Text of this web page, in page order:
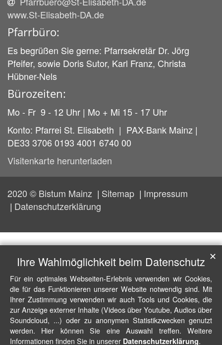
www.St-Elisabeth-DA.de
Pfarrbüro:
Es begrüßen Sie gerne: Pfarrsekretär Dr. Jörg
Pfeifer, sowie Doris Sutor, Karl Franz, Christa
Hübner-Nels
Bürozeiten:
Mo - Fr 9 - 12 Uhr | Mo + Mi 15 - 17 Uhr
Konto: Pfarrei St. Elisabeth | PAX-Bank Mainz |
DE33 3706 0193 4001 6740 00
Visitenkarte herunterladen
2020 © Bistum Mainz Sitemap
Impressum
Datenschutzerklärung
Ihre Wahlmöglichkeit beim Datenschutz
Für ein optimales Webseiten-Erlebnis verwenden wir Cookies,
die für das Funktionieren unserer Website notwendig sind. Mit
Ihrer Zustimmung verwenden wir auch Tools und Cookies, die
zur Anzeige externer Inhalte (Videos über Youtube, Audios über
Soundcloud, ...) oder zu anonymen Statistikzwecken genutzt
werden. Hier können Sie eine Auswahl treffen. Weitere
Informationen finden Sie in unserer Datenschutzerklärung.
✕